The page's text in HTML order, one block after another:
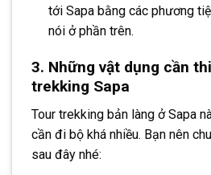
tới Sapa bằng các phương
nói ở phần trên.
3. Những vật dụng cần
trekking Sapa
Tour trekking bản làng ở Sapa
cần đi bộ khá nhiều. Bạn nên
sau đây nhé: